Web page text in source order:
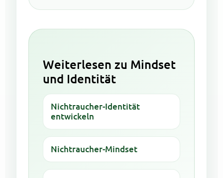
Weiterlesen zu Mindset
und Identität
Nichtraucher-Identität
entwickeln
Nichtraucher-Mindset